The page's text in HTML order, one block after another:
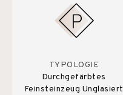
TYPOLOGIE
Durchgefärbtes
Feinsteinzeug Unglasiert